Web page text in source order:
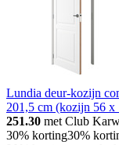
Lundia deur-kozijn
201,5 cm (kozijn 56 x
251.30 met Club
30% korting30%